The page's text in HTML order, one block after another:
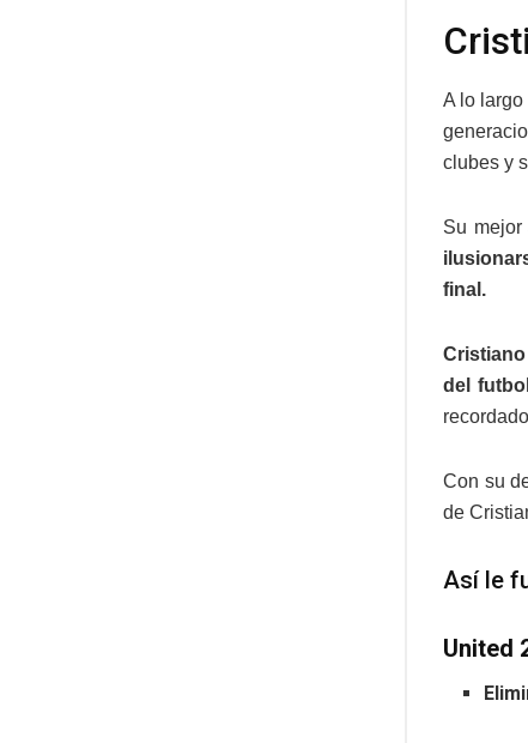
A lo
clubes y
Su mejor
final.
del
Con su
de
Así le
United